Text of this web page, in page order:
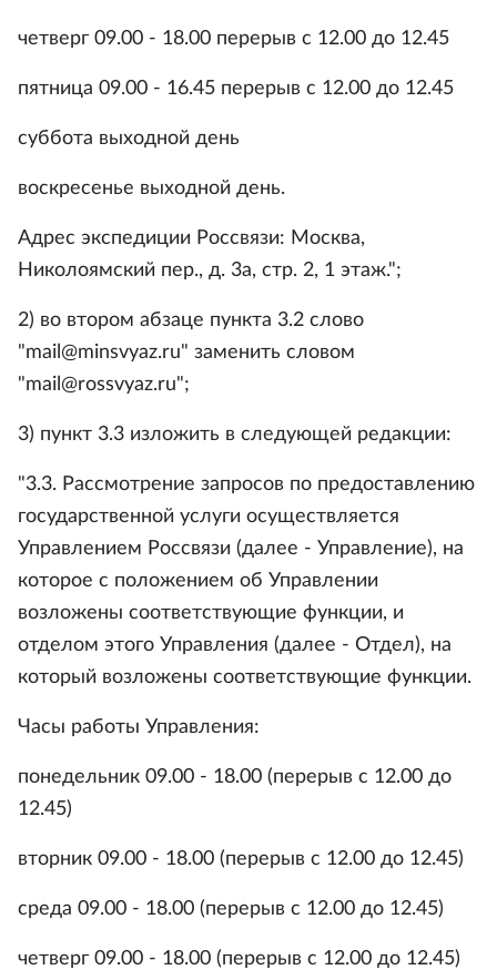
четверг 09.00 - 18.00 перерыв с 12.00 до 12.45
пятница 09.00 - 16.45 перерыв с 12.00 до 12.45
суббота выходной день
воскресенье выходной день.
Адрес экспедиции Россвязи: Москва,
Николоямский пер., д. 3а, стр. 2, 1 этаж.";
2) во втором абзаце пункта 3.2 слово
"mail@minsvyaz.ru" заменить словом
"mail@rossvyaz.ru";
3) пункт 3.3 изложить в следующей редакции:
"3.3. Рассмотрение запросов по предоставлению
государственной услуги осуществляется
Управлением Россвязи (далее - Управление), на
которое с положением об Управлении
возложены соответствующие функции, и
отделом этого Управления (далее - Отдел), на
который возложены соответствующие функции.
Часы работы Управления:
понедельник 09.00 - 18.00 (перерыв с 12.00 до
12.45)
вторник 09.00 - 18.00 (перерыв с 12.00 до 12.45)
среда 09.00 - 18.00 (перерыв с 12.00 до 12.45)
четверг 09.00 - 18.00 (перерыв с 12.00 до 12.45)